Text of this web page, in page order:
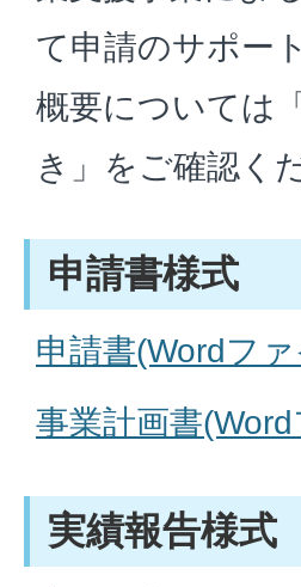
て申請のサポー
概要については
き」をご確認く
申請書様式
申請書(Wordフ
事業計画書
実績報告様式